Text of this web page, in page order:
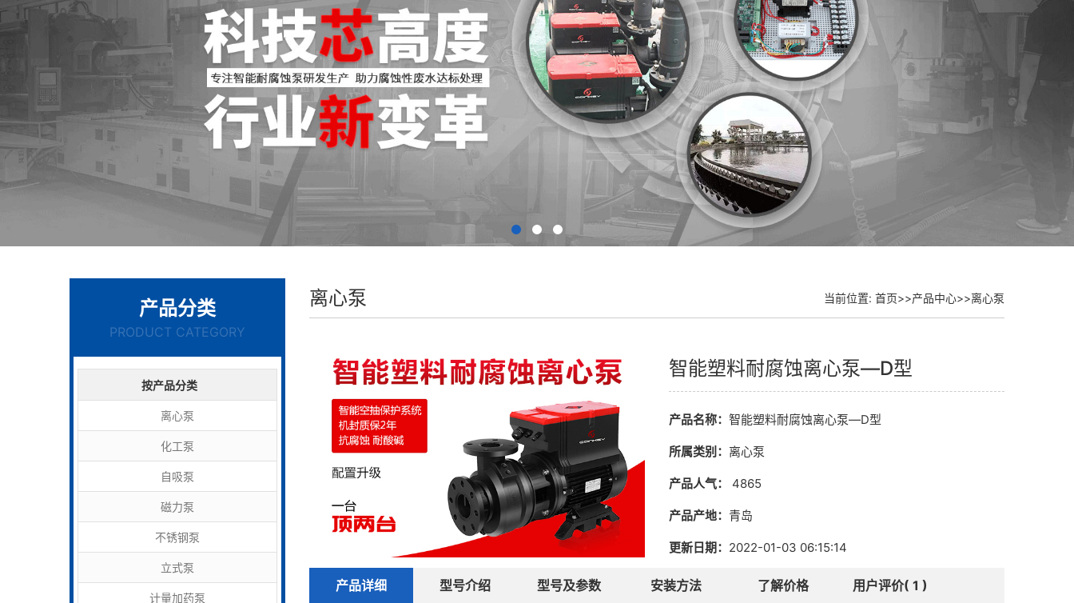
产品分类
PRODUCT CATEGORY
按产品分类
离心泵
化工泵
自吸泵
磁力泵
不锈钢泵
立式泵
计量加药泵
离心泵 当前位置: 首页>>产品中心>>离心泵
智能塑料耐腐蚀离心泵—D型
产品名称： 智能塑料耐腐蚀离心泵—D型
所属类别： 离心泵
产品人气： 4865
产品产地： 青岛
更新日期： 2022-01-03 06:15:14
产品详细 型号介绍 型号及参数 安装方法 了解价格 用户评价( 1 )